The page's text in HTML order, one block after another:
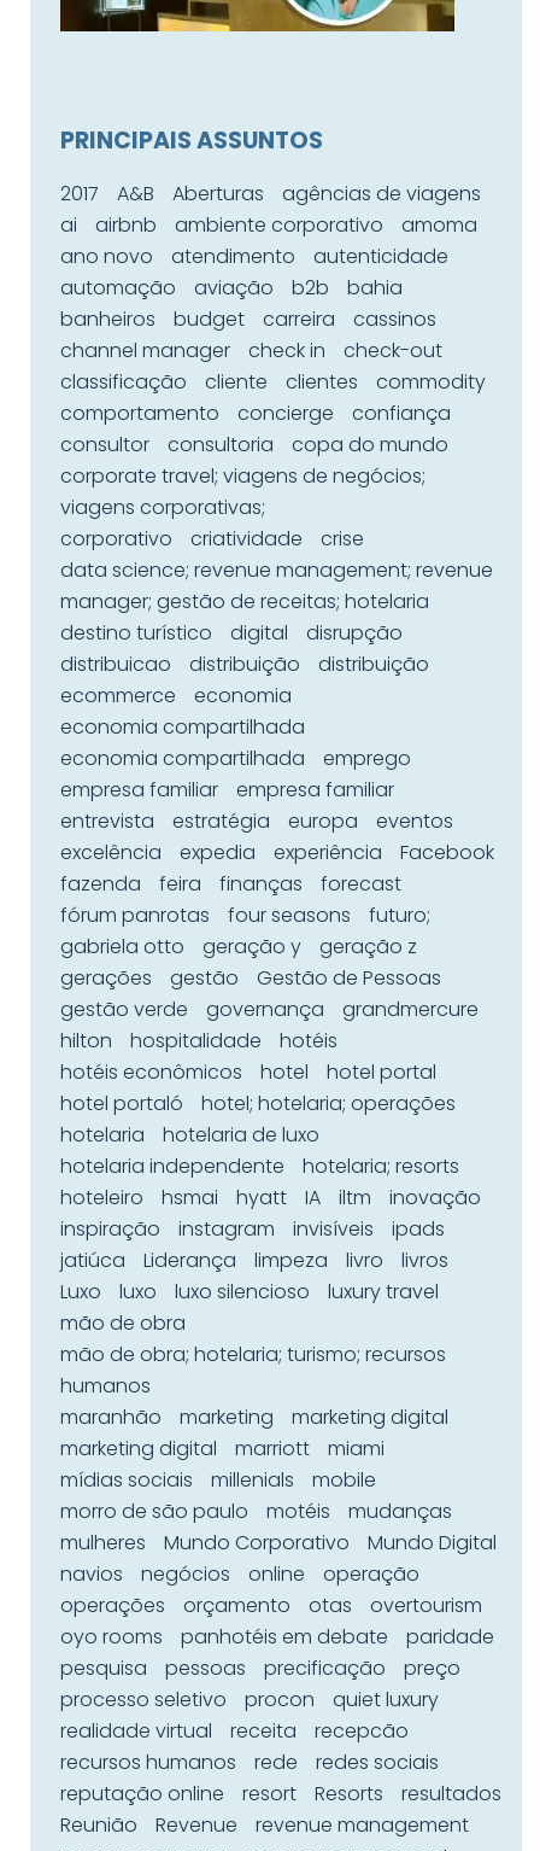
PRINCIPAIS ASSUNTOS
2017 A&B Aberturas
agências de viagens
ai
airbnb ambiente corporativo
amoma
ano novo
atendimento
autenticidade
automação
aviação b2b
bahia
banheiros
budget carreira
cassinos
channel manager
check in
check-out
classificação
cliente clientes
commodity
comportamento
concierge
confiança
consultor
consultoria
copa do mundo
corporate travel; viagens de negócios;
viagens corporativas;
corporativo
criatividade
crise
data science; revenue management; revenue
manager; gestão de receitas; hotelaria
destino turístico
digital
disrupção
distribuicao
distribuição
distribuição
ecommerce
economia
economia compartilhada
economia compartilhada
emprego
empresa familiar
empresa familiar
entrevista
estratégia europa
eventos
excelência
expedia experiência
Facebook
fazenda
feira finanças
forecast
fórum panrotas
four seasons
futuro;
gabriela otto
geração y
geração z
gerações
gestão
Gestão de Pessoas
gestão verde
governança
grandmercure
hilton
hospitalidade
hotéis
hotéis econômicos
hotel
hotel portal
hotel portaló
hotel; hotelaria; operações
hotelaria
hotelaria de luxo
hotelaria independente
hotelaria; resorts
hoteleiro
hsmai hyatt IA iltm
inovação
inspiração
instagram invisíveis
ipads
jatiúca
Liderança limpeza livro
livros
Luxo
luxo luxo silencioso
luxury travel
mão de obra
mão de obra; hotelaria; turismo; recursos
humanos
maranhão
marketing
marketing digital
marketing digital
marriott
miami
mídias sociais
millenials
mobile
morro de são paulo
motéis
mudanças
mulheres
Mundo Corporativo
Mundo Digital
navios
negócios online
operação
operações
orçamento otas
overtourism
oyo rooms
panhotéis em debate
paridade
pesquisa
pessoas precificação
preço
processo seletivo
procon
quiet luxury
realidade virtual
receita
recepcão
recursos humanos
rede
redes sociais
reputação online
resort Resorts
resultados
Reunião
Revenue
revenue management